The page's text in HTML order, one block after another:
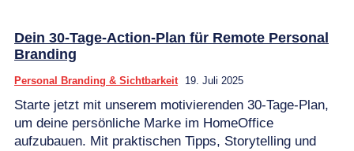
Dein 30-Tage-Action-Plan für Remote Personal
Branding
Personal Branding & Sichtbarkeit 19. Juli 2025
Starte jetzt mit unserem motivierenden 30-Tage-Plan,
um deine persönliche Marke im HomeOffice
aufzubauen. Mit praktischen Tipps, Storytelling und